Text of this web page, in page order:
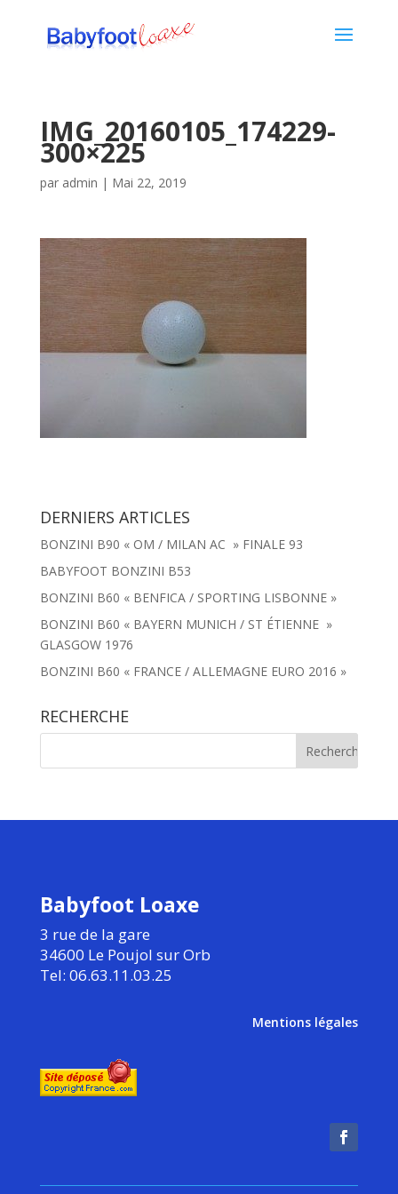
IMG_20160105_174229-
300×225
par admin | Mai 22, 2019
DERNIERS ARTICLES
BONZINI B90 « OM / MILAN AC » FINALE 93
BABYFOOT BONZINI B53
BONZINI B60 « BENFICA / SPORTING LISBONNE »
BONZINI B60 « BAYERN MUNICH / ST ÉTIENNE »
GLASGOW 1976
BONZINI B60 « FRANCE / ALLEMAGNE EURO 2016 »
RECHERCHE
Babyfoot Loaxe
3 rue de la gare
34600 Le Poujol sur Orb
Tel: 06.63.11.03.25
Mentions légales